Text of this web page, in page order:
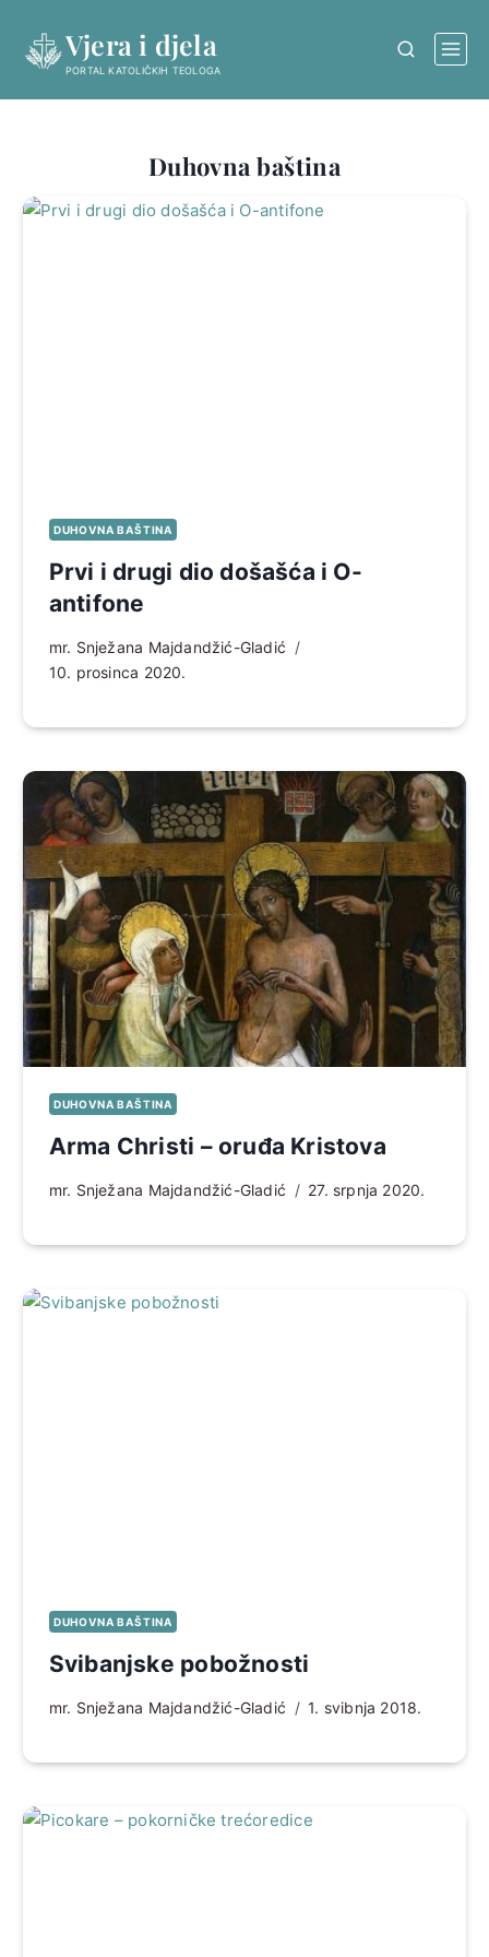
content
Vjera i djela
PORTAL KATOLIČKIH TEOLOGA
Duhovna baština
DUHOVNA BAŠTINA
Prvi i drugi dio došašća i O-
antifone
mr. Snježana Majdandžić-Gladić
10. prosinca 2020.
DUHOVNA BAŠTINA
Arma Christi – oruđa Kristova
mr. Snježana Majdandžić-Gladić 27. srpnja 2020.
DUHOVNA BAŠTINA
Svibanjske pobožnosti
mr. Snježana Majdandžić-Gladić 1. svibnja 2018.